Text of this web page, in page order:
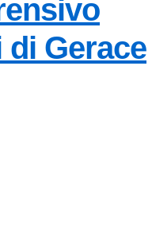
Gerace
la